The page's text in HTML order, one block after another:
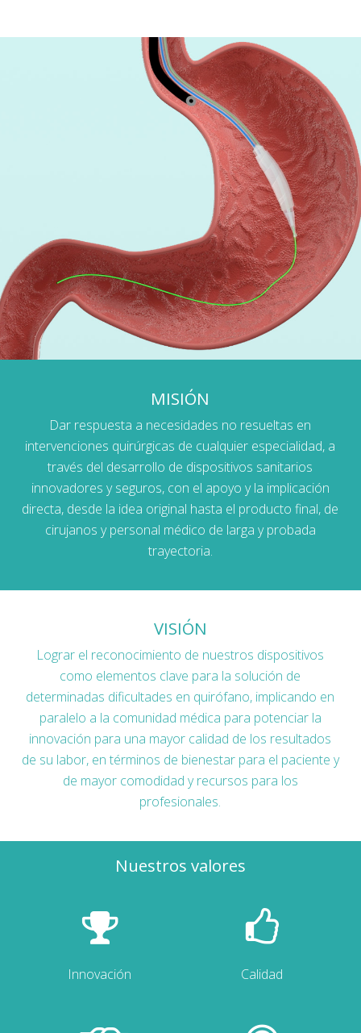
MISIÓN
Dar respuesta a necesidades no resueltas en
intervenciones quirúrgicas de cualquier especialidad, a
través del desarrollo de dispositivos sanitarios
innovadores y seguros, con el apoyo y la implicación
directa, desde la idea original hasta el producto final, de
cirujanos y personal médico de larga y probada
trayectoria.
VISIÓN
Lograr el reconocimiento de nuestros dispositivos
como elementos clave para la solución de
determinadas dificultades en quirófano, implicando en
paralelo a la comunidad médica para potenciar la
innovación para una mayor calidad de los resultados
de su labor, en términos de bienestar para el paciente y
de mayor comodidad y recursos para los
profesionales.
Nuestros valores
Innovación Calidad